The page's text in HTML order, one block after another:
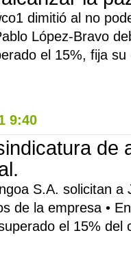
dimitió al no
López-Bravo
el 15%, fija
9:40
de
S.A. solicitan a
de la empresa •
el 15% del